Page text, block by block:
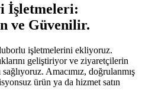
İşletmeleri:
ve Güvenilir.
işletmelerini ekliyoruz.
geliştiriyor ve ziyaretçilerin
Amacımız, doğrulanmış
ürün ya da hizmet satın